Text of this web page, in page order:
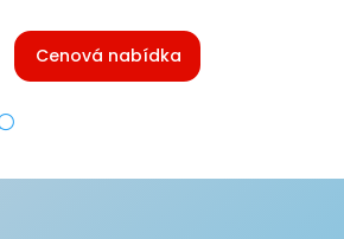
Cenová nabídka